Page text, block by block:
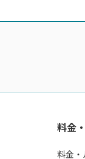
料金
料金・